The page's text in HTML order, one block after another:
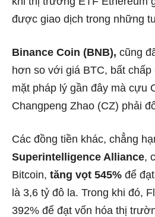
được giao dịch trong những
Binance Coin (BNB), cũng
hơn so với giá BTC, bất
mặt pháp lý gần đây mà cựu
Changpeng Zhao (CZ) phải
Các đồng tiền khác, chẳng
Superintelligence Alliance,
Bitcoin, tăng vọt 545% để
là 3,6 tỷ đô la. Trong khi đó,
392% để đạt vốn hóa thị